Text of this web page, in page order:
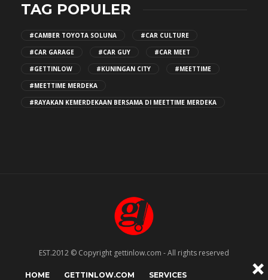
TAG POPULER
#CAMBER TOYOTA SOLUNA
#CAR CULTURE
#CAR GARAGE
#CAR GUY
#CAR MEET
#GETTINLOW
#KUNINGAN CITY
#MEETTIME
#MEETTIME MERDEKA
#RAYAKAN KEMERDEKAAN BERSAMA DI MEETTIME MERDEKA
EST.2012 © Copyright gettinlow.com - All rights reserved
HOME GETTINLOW.COM SERVICES